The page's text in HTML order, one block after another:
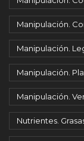
Manipulación.
Manipulación.
Manipulación.
Manipulación.
Nutrientes.